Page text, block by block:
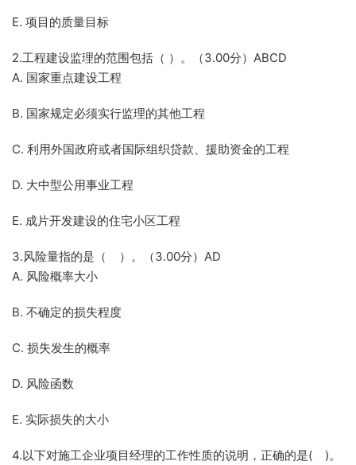
E. 项目的质量目标
2.工程建设监理的范围包括（ ）。（3.00分）ABCD
A. 国家重点建设工程
B. 国家规定必须实行监理的其他工程
C. 利用外国政府或者国际组织贷款、援助资金的工程
D. 大中型公用事业工程
E. 成片开发建设的住宅小区工程
3.风险量指的是（ ）。（3.00分）AD
A. 风险概率大小
B. 不确定的损失程度
C. 损失发生的概率
D. 风险函数
E. 实际损失的大小
4.以下对施工企业项目经理的工作性质的说明，正确的是( )。